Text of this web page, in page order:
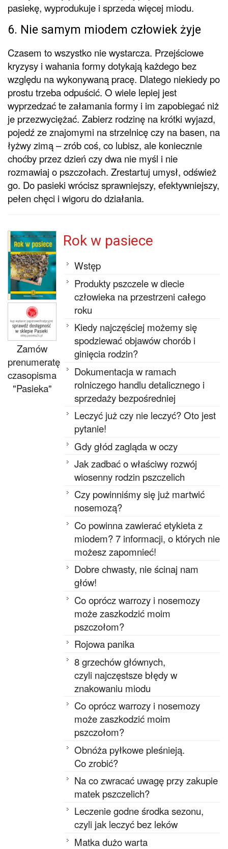
pasiekę, wyprodukuje i sprzeda więcej miodu.
6. Nie samym miodem człowiek żyje
Czasem to wszystko nie wystarcza. Przejściowe
kryzysy i wahania formy dotykają każdego bez
względu na wykonywaną pracę. Dlatego niekiedy po
prostu trzeba odpuścić. O wiele lepiej jest
wyprzedzać te załamania formy i im zapobiegać niż
je przezwyciężać. Zabierz rodzinę na krótki wyjazd,
pojedź ze znajomymi na strzelnicę czy na basen, na
łyżwy zimą – zrób coś, co lubisz, ale koniecznie
choćby przez dzień czy dwa nie myśl i nie
rozmawiaj o pszczołach. Zrestartuj umysł, odśwież
go. Do pasieki wrócisz sprawniejszy, efektywniejszy,
pełen chęci i wigoru do działania.
Zamów
prenumeratę
czasopisma
"Pasieka"
Rok w pasiece
Wstęp
Produkty pszczele w diecie
człowieka na przestrzeni całego
roku
Kiedy najczęściej możemy się
spodziewać objawów chorób i
ginięcia rodzin?
Dokumentacja w ramach
rolniczego handlu detalicznego i
sprzedaży bezpośredniej
Leczyć już czy nie leczyć? Oto jest
pytanie!
Gdy głód zagląda w oczy
Jak zadbać o właściwy rozwój
wiosenny rodzin pszczelich
Czy powinniśmy się już martwić
nosemozą?
Co powinna zawierać etykieta z
miodem? 7 informacji, o których nie
możesz zapomnieć!
Dobre chwasty, nie ścinaj nam
głów!
Co oprócz warrozy i nosemozy
może zaszkodzić moim
pszczołom?
Rojowa panika
8 grzechów głównych,
czyli najczęstsze błędy w
znakowaniu miodu
Co oprócz warrozy i nosemozy
może zaszkodzić moim
pszczołom?
Obnóża pyłkowe pleśnieją.
Co zrobić?
Na co zwracać uwagę przy zakupie
matek pszczelich?
Leczenie godne środka sezonu,
czyli jak leczyć bez leków
Matka dużo warta